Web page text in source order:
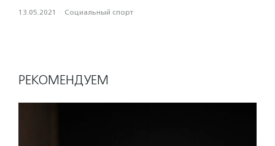
13.05.2021 · Социальный спорт
РЕКОМЕНДУЕМ